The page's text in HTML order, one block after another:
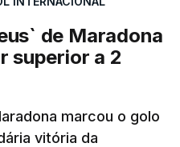
de Maradona
superior a 2
marcou o golo
vitória da